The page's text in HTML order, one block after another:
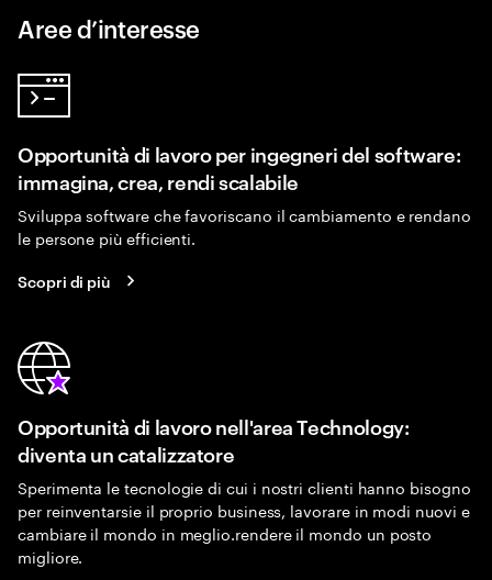
Aree d’interesse
Opportunità di lavoro per ingegneri del software:
immagina, crea, rendi scalabile
Sviluppa software che favoriscano il cambiamento e rendano
le persone più efficienti.
Scopri di più
Opportunità di lavoro nell'area Technology:
diventa un catalizzatore
Sperimenta le tecnologie di cui i nostri clienti hanno bisogno
per reinventarsie il proprio business, lavorare in modi nuovi e
cambiare il mondo in meglio.rendere il mondo un posto
migliore.